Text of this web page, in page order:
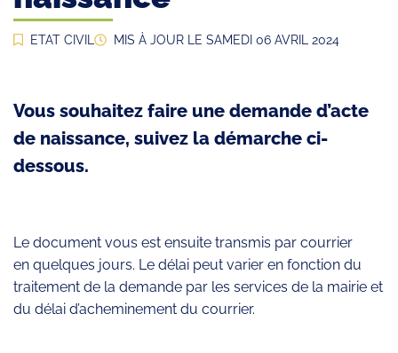
ETAT CIVIL MIS À JOUR LE SAMEDI 06 AVRIL 2024
Vous souhaitez faire une demande d’acte
de naissance, suivez la démarche ci-
dessous.
Le document vous est ensuite transmis par courrier
en quelques jours. Le délai peut varier en fonction du
traitement de la demande par les services de la mairie et
du délai d’acheminement du courrier.